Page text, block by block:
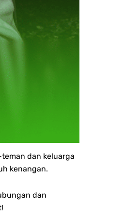
dan keluarga
kenangan.
dan